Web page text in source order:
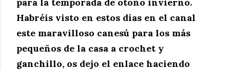
Habréis visto en estos días en el canal
este maravilloso canesú para los más
pequeños de la casa a crochet y
ganchillo, os dejo el enlace haciendo